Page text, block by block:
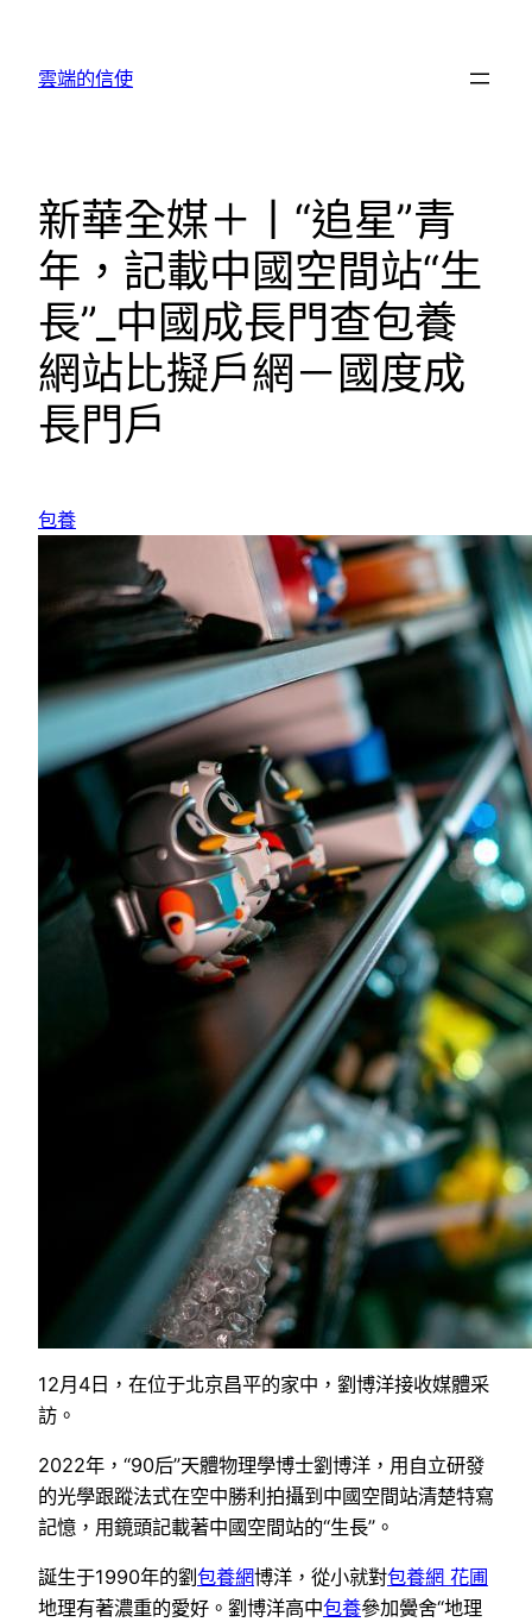
雲端的信使
新華全媒＋丨“追星”青
年，記載中國空間站“生
長”_中國成長門查包養
網站比擬戶網－國度成
長門戶
包養
12月4日，在位于北京昌平的家中，劉博洋接收媒體采
訪。
2022年，“90后”天體物理學博士劉博洋，用自立研發
的光學跟蹤法式在空中勝利拍攝到中國空間站清楚特寫
記憶，用鏡頭記載著中國空間站的“生長”。
誕生于1990年的劉 包養網博洋，從小就對包養網 花圃
地理有著濃重的愛好。劉博洋高中包養參加黌舍“地理